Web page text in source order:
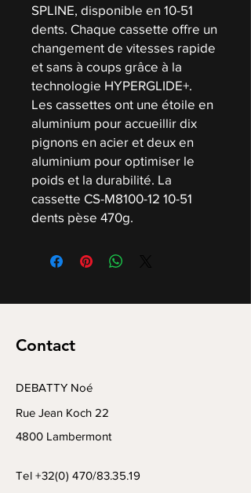
SPLINE, disponible en 10-51
dents. Chaque cassette offre un
changement de vitesses rapide
et sans à coups grâce à la
technologie HYPERGLIDE+.
Les cassettes ont une étoile en
aluminium pour accueillir dix
pignons en acier et deux en
aluminium pour optimiser le
poids et la durabilité. La
cassette CS-M8100-12 10-51
dents pèse 470g.
Contact
DEBATTY Noé
Rue Jean Koch 22
4800 Lambermont
Tel +32(0) 470/83.35.19